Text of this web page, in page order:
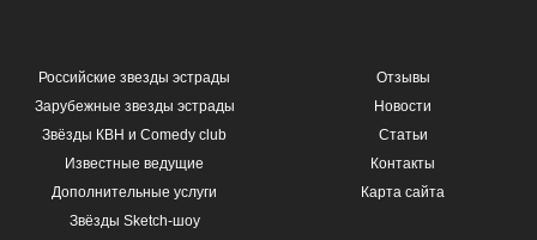
Российские звезды эстрады
Зарубежные звезды эстрады
Звёзды КВН и Comedy club
Известные ведущие
Дополнительные услуги
Звёзды Sketch-шоу
Отзывы
Новости
Статьи
Контакты
Карта сайта